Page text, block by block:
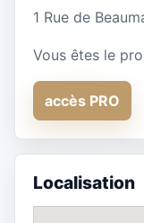
1 Rue de
Vous êtes le
accès PRO
Localisation